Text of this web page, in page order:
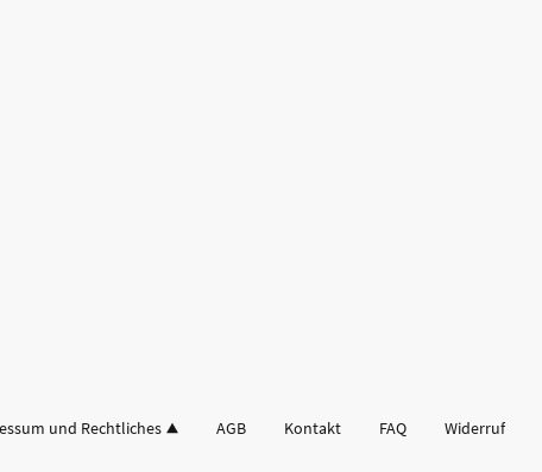
und Rechtliches AGB Kontakt FAQ Widerruf